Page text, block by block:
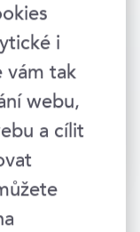
i
vám tak
webu,
a cílit